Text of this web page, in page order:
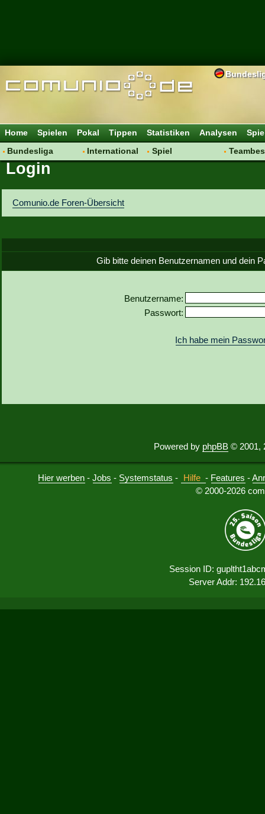
Home Spielen Pokal Tippen Statistiken Analysen
Bundesliga
Hot News
Spielanalyse
Vereinsdiskussion
International
Spiel
Login
Comunio.de Foren-Übersicht
Gib bitte deinen Benutzernamen und dein
Benutzername:
Passwort:
Ich habe mein
Powered by phpBB © 2001,
Hier werben -Jobs - Systemstatus - Hilfe - Features -
© 2000-2026
Session ID:
Server Addr: